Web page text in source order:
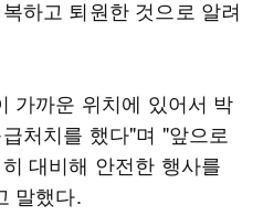
하고 퇴원한 것으로 알려
가까운 위치에 있어서 박
처치를 했다"며 "앞으로
대비해 안전한 행사를
말했다.